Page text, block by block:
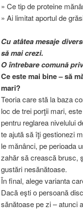
» Ce tip de proteine
» Ai limitat aportul de
Cu atâtea mesaje
să mai crezi.
O întrebare comună
Ce este mai bine – să
mari?
Teoria care stă la baza
loc de trei porţii mari,
pentru reglarea nivelului
te ajută să îţi gestionezi
le mănânci, pe perioada
zahăr să crească brusc,
gustări nesănătoase.
În final, alege varianta
Dacă eşti o persoană
sănătoase pe zi – atunci